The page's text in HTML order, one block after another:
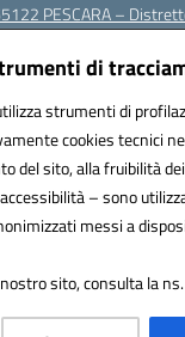
di
strumenti di
cookies tecnici
del sito, alla fruibilità
– sono
messi a
sito, consulta la ns.
PESCARA –
(PEC):
Amministrazioni (IPA):
UFOT6R
Powered by 3D
& Design by